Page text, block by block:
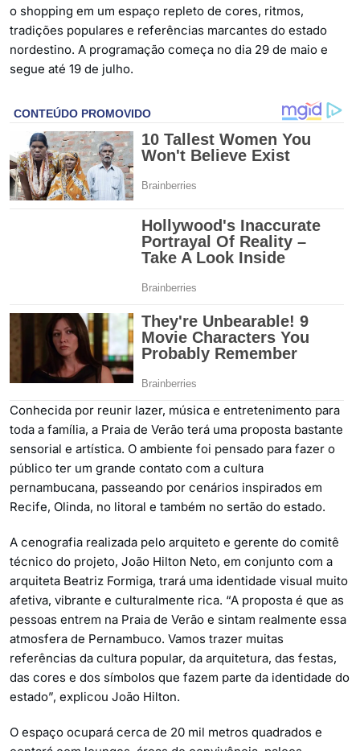
o shopping em um espaço repleto de cores, ritmos,
tradições populares e referências marcantes do estado
nordestino. A programação começa no dia 29 de maio e
segue até 19 de julho.
Conhecida por reunir lazer, música e entretenimento para
toda a família, a Praia de Verão terá uma proposta bastante
sensorial e artística. O ambiente foi pensado para fazer o
público ter um grande contato com a cultura
pernambucana, passeando por cenários inspirados em
Recife, Olinda, no litoral e também no sertão do estado.
A cenografia realizada pelo arquiteto e gerente do comitê
técnico do projeto, João Hilton Neto, em conjunto com a
arquiteta Beatriz Formiga, trará uma identidade visual muito
afetiva, vibrante e culturalmente rica. “A proposta é que as
pessoas entrem na Praia de Verão e sintam realmente essa
atmosfera de Pernambuco. Vamos trazer muitas
referências da cultura popular, da arquitetura, das festas,
das cores e dos símbolos que fazem parte da identidade do
estado”, explicou João Hilton.
O espaço ocupará cerca de 20 mil metros quadrados e